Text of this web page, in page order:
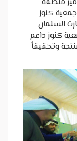
كنوز
السلمان
كنوز داعم
وتحقيقاً